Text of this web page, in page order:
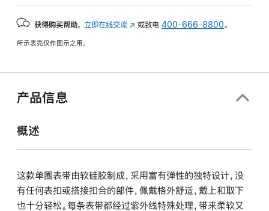
获得购买帮助， 立即在线交流 (在
中
或致电400-666-8800 。
所示表壳仅作图示之用。
产品信息
概述
这款单圈表带由软硅胶制成，采用富有弹性的独特设计，没
有任何表扣或搭接扣合的部件，佩戴格外舒适，戴上和取下
也十分轻松。每条表带都经过紫外线特殊处理，带来柔软又